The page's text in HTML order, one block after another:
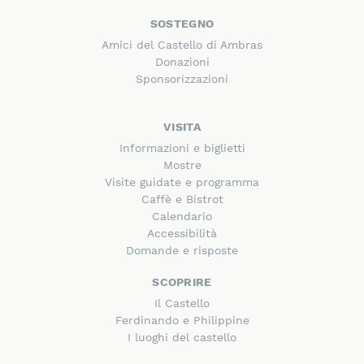
SOSTEGNO
Amici del Castello di Ambras
Donazioni
Sponsorizzazioni
VISITA
Informazioni e biglietti
Mostre
Visite guidate e programma
Caffè e Bistrot
Calendario
Accessibilità
Domande e risposte
SCOPRIRE
Il Castello
Ferdinando e Philippine
I luoghi del castello